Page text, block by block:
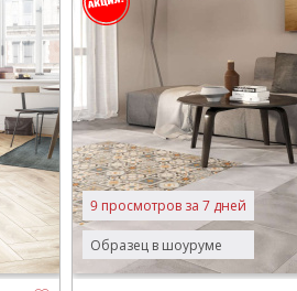
Образец в шоуруме
9 просмотров за 7 дней